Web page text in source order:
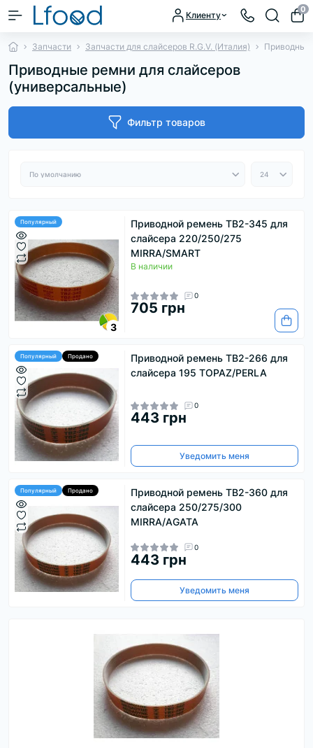
Клиенту
0
Запчасти Запчасти для слайсеров R.G.V. (Италия) Приводные
Приводные ремни для слайсеров
(универсальные)
Фильтр товаров
Популярный
3
Приводной ремень ТВ2-345 для
слайсера 220/250/275
MIRRA/SMART
В наличии
0
705 грн
Популярный Продано
Приводной ремень ТВ2-266 для
слайсера 195 TOPAZ/PERLA
0
443 грн
Уведомить меня
Популярный Продано
Приводной ремень ТВ2-360 для
слайсера 250/275/300
MIRRA/AGATA
0
443 грн
Уведомить меня